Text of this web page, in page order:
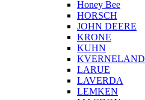
Honey Bee
HORSCH
JOHN DEERE
KRONE
KUHN
KVERNELAND
LARUE
LAVERDA
LEMKEN